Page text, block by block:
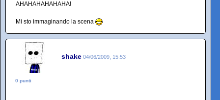
AHAHAHAHAHAHA!
Mi sto immaginando la scena
shake 04/06/2009, 15:53
0 punti